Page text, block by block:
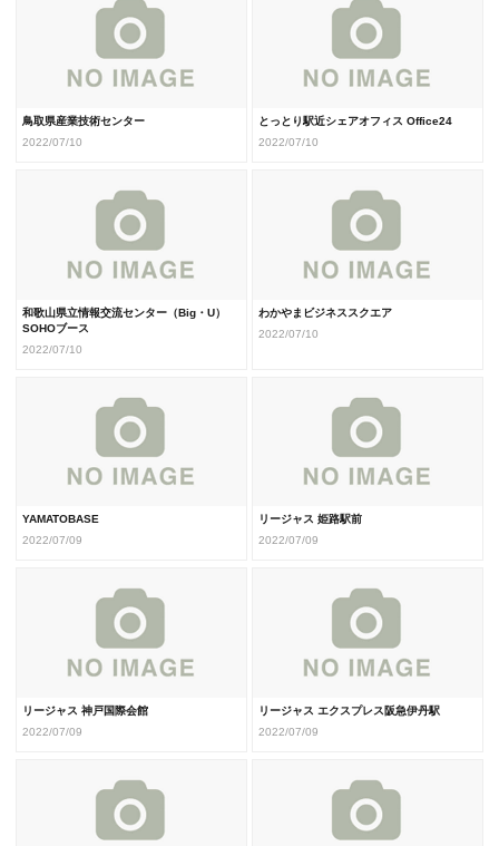
鳥取県産業技術センター
2022/07/10
とっとり駅近シェアオフィス Office24
2022/07/10
和歌山県立情報交流センター（Big・U）
SOHOブース
2022/07/10
わかやまビジネススクエア
2022/07/10
YAMATOBASE
2022/07/09
リージャス 姫路駅前
2022/07/09
リージャス 神戸国際会館
2022/07/09
リージャス エクスプレス阪急伊丹駅
2022/07/09